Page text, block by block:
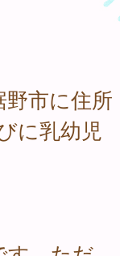
市に住所
に乳幼児